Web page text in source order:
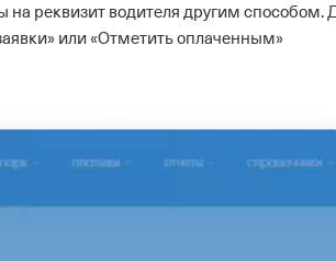
на реквизит водителя другим способом.
или «Отметить оплаченным»